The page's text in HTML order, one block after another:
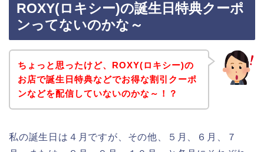
ROXY(ロキシー)の誕生日特典クーポ
ンってないのかな～
ちょっと思ったけど、ROXY(ロキシー)の
お店で誕生日特典などでお得な割引クーポ
ンなどを配信していないのかな～！？
私の誕生日は４月ですが、その他、５月、６月、７